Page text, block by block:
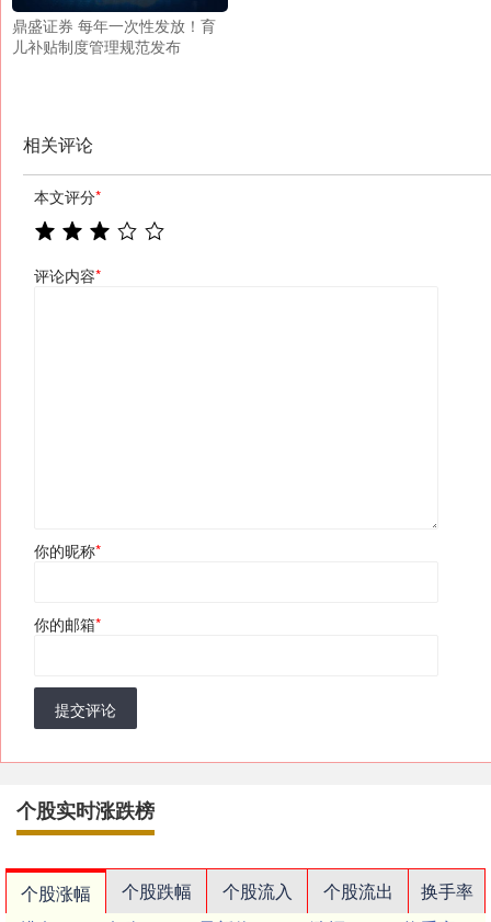
鼎盛证券 每年一次性发放！育
儿补贴制度管理规范发布
相关评论
本文评分*
评论内容*
你的昵称*
你的邮箱*
提交评论
个股实时涨跌榜
个股涨幅 个股跌幅 个股流入 个股流出
换手率